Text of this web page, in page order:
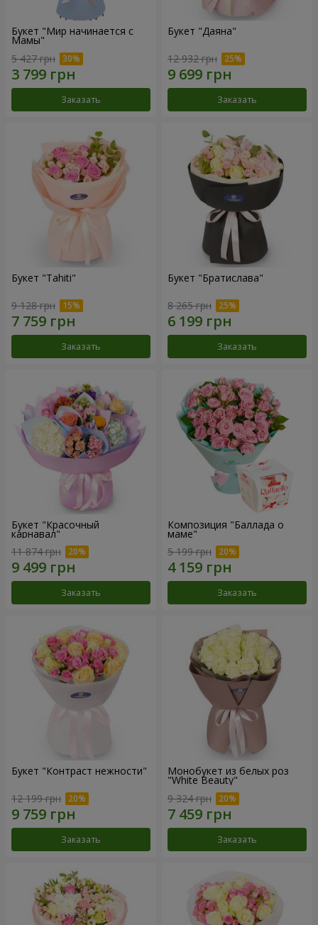
Букет "Мир начинается с
Мамы"
5 427 грн
Заказать
Букет "Даяна"
12 932 грн
Заказать
Букет "Tahiti"
9 128 грн
Заказать
Букет "Братислава"
8 265 грн
Заказать
Букет "Красочный
карнавал"
11 874 грн
Заказать
Композиция "Баллада о
маме"
5 199 грн
Заказать
Букет "Контраст нежности"
12 199 грн
Заказать
Монобукет из белых роз
"White Beauty"
9 324 грн
Заказать